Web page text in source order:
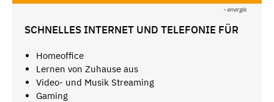
- energis
SCHNELLES INTERNET UND TELEFONIE FÜR
Homeoffice
Lernen von Zuhause aus
Video- und Musik Streaming
Gaming